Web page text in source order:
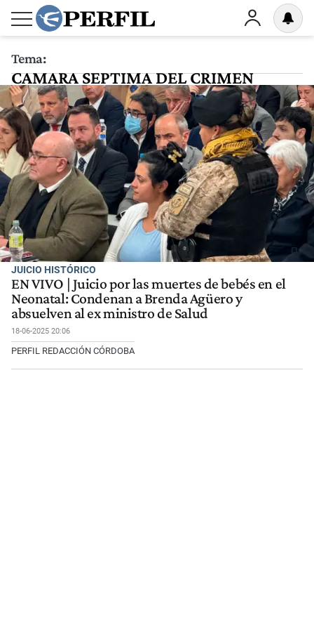
Tema:
CAMARA SEPTIMA DEL CRIMEN
JUICIO HISTÓRICO
EN VIVO | Juicio por las muertes de bebés en el
Neonatal: Condenan a Brenda Agüero y
absuelven al ex ministro de Salud
18-06-2025 20:06
PERFIL REDACCIÓN CÓRDOBA